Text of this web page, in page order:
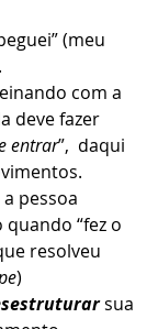
(meu
com a
deve fazer
entrar”,  daqui
pessoa
“fez o
resolveu
)
sua